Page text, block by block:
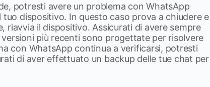
potresti avere un problema con WhatsApp
dispositivo. In questo caso prova a chiudere e
riavvia il dispositivo. Assicurati di avere sempre
versioni più recenti sono progettate per risolvere
con WhatsApp continua a verificarsi, potresti
di aver effettuato un backup delle tue chat per